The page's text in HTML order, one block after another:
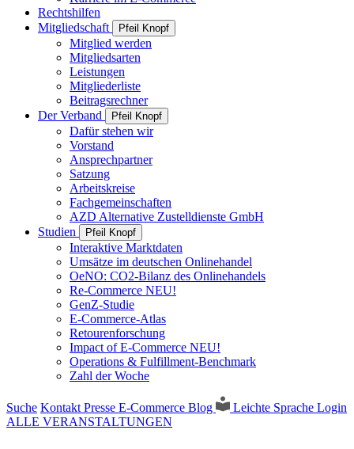
Rechtshilfen
Mitgliedschaft
Pfeil Knopf
Mitglied werden
Mitgliedsarten
Leistungen
Mitgliederliste
Beitragsrechner
Der Verband
Pfeil Knopf
Dafür stehen wir
Vorstand
Ansprechpartner
Satzung
Arbeitskreise
Fachgemeinschaften
AZD Alternative Zustelldienste GmbH
Studien
Pfeil Knopf
Interaktive Marktdaten
Umsätze im deutschen Onlinehandel
OeNO: CO2-Bilanz des Onlinehandels
Re-Commerce NEU!
GenZ-Studie
E-Commerce-Atlas
Retourenforschung
Impact of E-Commerce NEU!
Operations & Fulfillment-Benchmark
Zahl der Woche
Suche Kontakt Presse E-Commerce Blog Leichte Sprache Login
ALLE VERANSTALTUNGEN